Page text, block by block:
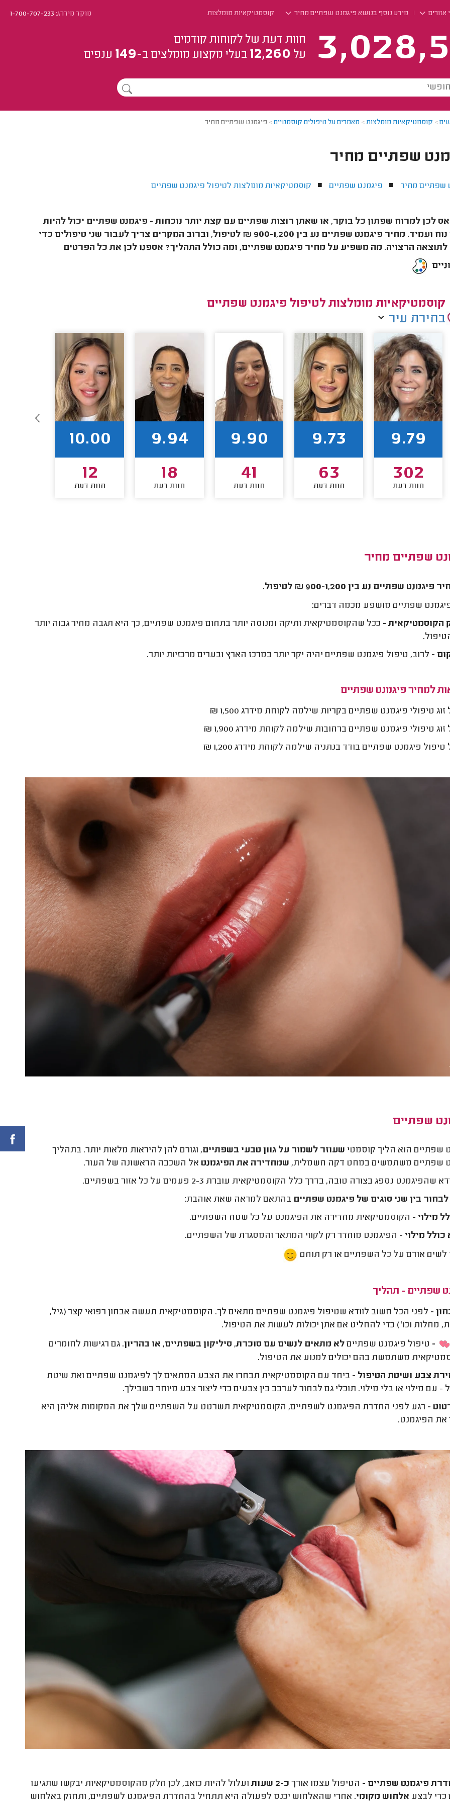
מידע נוסף בנושא פיגמנט שפתיים מחיר קוסמטיקאיות מומלצות מוקד מידרג:1-700-707-233
חוות דעת של לקוחות קודמים
על 12,260 בעלי מקצוע מומלצים ב-149 ענפים
> קוסמטיקאיות מומלצות> מאמרים על טיפולים קוסמטיים> פיגמנט שפתיים מחיר
שפתיים מחיר
שפתיים מחיר ■ פיגמנט שפתיים ■ קוסמטיקאיות מומלצות לטיפול פיגמנט שפתיים
לכן למרוח שפתון כל בוקר, או שאתן רוצות שפתיים עם קצת יותר נוכחות - פיגמנט שפתיים יכול להיות
פתרון נוח ועמיד. מחיר פיגמנט שפתיים נע בין 900-1,200 ₪ לטיפול, וברוב המקרים צריך לעבור שני טיפולים כדי
לתוצאה הרצויה. מה משפיע על מחיר פיגמנט שפתיים, ומה כולל התהליך? אספנו לכן את כל הפרטים
קוסמטיקאיות מומלצות לטיפול פיגמנט שפתיים
בחירת עיר
9.79
302
חוות דעת
9.73
63
חוות דעת
9.90
41
חוות דעת
9.94
18
חוות דעת
10.00
12
חוות דעת
שפתיים מחיר
פיגמנט שפתיים נע בין 900-1,200 ₪ לטיפול.
שפתיים מושפע מכמה דברים:
הקוסמטיקאית - ככל שהקוסמטיקאית ותיקה ומנוסה יותר בתחום פיגמנט שפתיים, כך היא תגבה מחיר גבוה יותר
- לרוב, טיפול פיגמנט שפתיים יהיה יקר יותר במרכז הארץ ובערים מרכזיות יותר.
למחיר פיגמנט שפתיים
טיפולי פיגמנט שפתיים בקריות שילמה לקוחת מידרג 1,500 ₪
טיפולי פיגמנט שפתיים ברחובות שילמה לקוחת מידרג 1,900 ₪
פיגמנט שפתיים בודד בנתניה שילמה לקוחת מידרג 1,200 ₪
שפתיים
שפתיים הוא הליך קוסמטי שעוזר לשמור על גוון טבעי בשפתיים, וגורם להן להיראות מלאות יותר. בתהליך
שפתיים משתמשים במחט דקה חשמלית, שמחדירה את הפיגמנט אל השכבה הראשונה של העור.
שהפיגמנט נספג בצורה טובה, בדרך כלל הקוסמטיקאית עוברת 2-3 פעמים על כל אזור בשפתיים.
לבחור בין שני סוגים של פיגמנט שפתיים בהתאם למראה שאת אוהבת:
מילוי - הקוסמטיקאית מחדירה את הפיגמנט על כל שטח השפתיים.
כולל מילוי - הפיגמנט מוחדר רק לקווי המתאר והמסגרת של השפתיים.
לשים אודם על כל השפתיים או רק תוחם
שפתיים - תהליך
- לפני הכל חשוב לוודא שטיפול פיגמנט שפתיים מתאים לך. הקוסמטיקאית תעשה אבחון רפואי קצר (גיל,
מחלות וכו') כדי להחליט אם אתן יכולות לעשות את הטיפול.
- טיפול פיגמנט שפתיים לא מתאים לנשים עם סוכרת, סיליקון בשפתיים, או בהריון. גם רגישות לחומרים
משתמשת בהם יכולים למנוע את הטיפול.
צבע ושיטת הטיפול - ביחד עם הקוסמטיקאית תבחרו את הצבע המתאים לך לפיגמנט שפתיים ואת שיטת
- עם מילוי או בלי מילוי. תוכלי גם לבחור לערבב בין צבעים כדי ליצור צבע מיוחד בשבילך.
- רגע לפני החדרת הפיגמנט לשפתיים, הקוסמטיקאית תשרטט על השפתיים שלך את המקומות אליהן היא
את הפיגמנט.
פיגמנט שפתיים - הטיפול עצמו אורך כ-2 שעות
ועלול להיות כואב, לכן חלק מהקוסמטיקאיות יבקשו שתגיעו
כדי לבצע אלחוש מקומי. אחרי שהאלחוש יכנס לפעולה היא תתחיל בהחדרת הפיגמנט לשפתיים, ותחזק באלחוש